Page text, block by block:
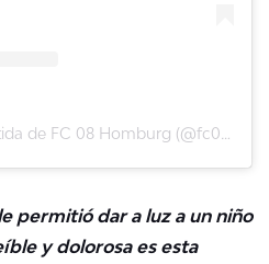
permitió dar a luz a un niño
y dolorosa es esta